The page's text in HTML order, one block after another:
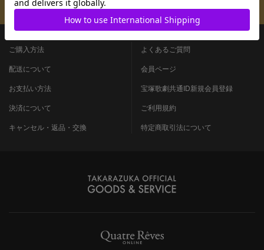
メールマガジンのご案内
ご購入方法
配送について
お支払い方法
決済について
キャンセル・返品・交換
よくあるご質問
会員ページ
宝塚歌劇共通ID新規会員登録
ご利用規約
特定商取引法について